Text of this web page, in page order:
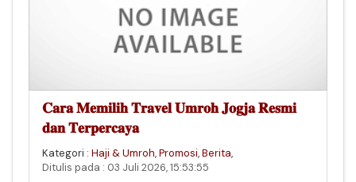
𝐂𝐚𝐫𝐚 𝐌𝐞𝐦𝐢𝐥𝐢𝐡 𝐓𝐫𝐚𝐯𝐞𝐥 𝐔𝐦𝐫𝐨𝐡 𝐉𝐨𝐠𝐣𝐚 𝐑𝐞𝐬𝐦𝐢
𝐝𝐚𝐧 𝐓𝐞𝐫𝐩𝐞𝐫𝐜𝐚𝐲𝐚
Kategori : Haji & Umroh,Promosi,Berita,
Ditulis pada : 03 Juli 2026, 15:53:55